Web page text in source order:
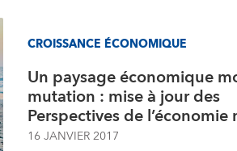
CROISSANCE ÉCONOMIQUE
Un paysage économique
mutation : mise à jour des
Perspectives de
16 JANVIER 2017